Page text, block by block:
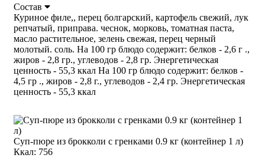
Состав
Куриное филе,, перец болгарский, картофель свежий, лук
репчатый, приправа. чеснок, морковь, томатная паста,
масло растительное, зелень свежая, перец черный
молотый. соль. На 100 гр блюдо содержит: белков - 2,6 г .,
жиров - 2,8 гр., углеводов - 2,8 гр. Энергетическая
ценность - 55,3 ккал На 100 гр блюдо содержит: белков -
4,5 гр ., жиров - 2,8 г., углеводов - 2,4 гр. Энергетическая
ценность - 55,3 ккал
Суп-пюре из брокколи с гренками 0.9 кг (контейнер 1 л)
Ккал: 756